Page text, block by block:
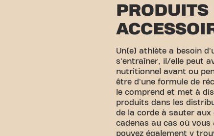
PRODUITS
Un(e) athlète a besoin
s'entraîner, il/elle peut
nutritionnel avant ou
être d'une formule de
le comprend et met à
produits dans les
de la corde à sauter
cadenas au cas où vous
pouvez également y